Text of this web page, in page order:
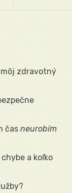
zdravotný
čas neurobím
a koľko